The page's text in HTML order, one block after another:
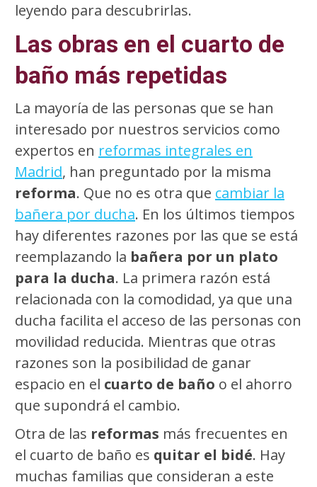
leyendo para descubrirlas.
Las obras en el cuarto de
baño más repetidas
La mayoría de las personas que se han
interesado por nuestros servicios como
expertos en reformas integrales en
Madrid, han preguntado por la misma
reforma. Que no es otra que cambiar la
bañera por ducha. En los últimos tiempos
hay diferentes razones por las que se está
reemplazando la bañera por un plato
para la ducha. La primera razón está
relacionada con la comodidad, ya que una
ducha facilita el acceso de las personas con
movilidad reducida. Mientras que otras
razones son la posibilidad de ganar
espacio en el cuarto de baño o el ahorro
que supondrá el cambio.
Otra de las reformas más frecuentes en
el cuarto de baño es quitar el bidé. Hay
muchas familias que consideran a este